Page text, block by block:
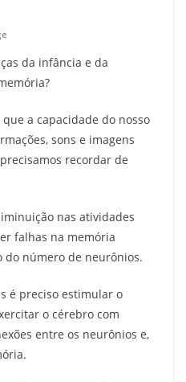
da infância e da
a capacidade do nosso
sons e imagens
recordar de
nas atividades
falhas na memória
número de neurônios.
é preciso estimular o
o cérebro com
entre os neurônios e,